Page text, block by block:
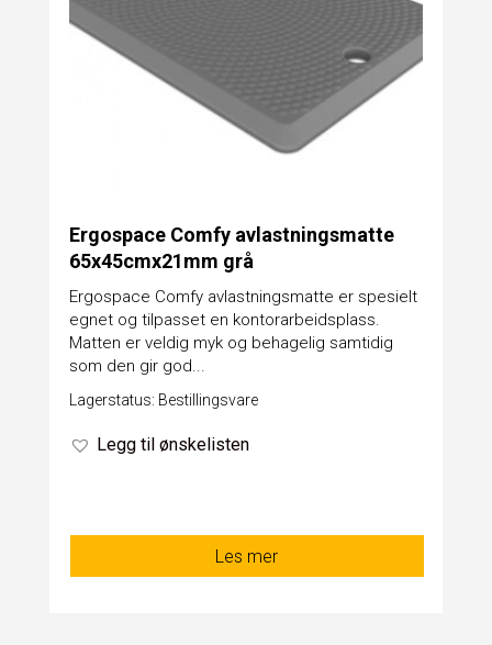
Ergospace Comfy avlastningsmatte
65x45cmx21mm grå
Ergospace Comfy avlastningsmatte er spesielt
egnet og tilpasset en kontorarbeidsplass.
Matten er veldig myk og behagelig samtidig
som den gir god...
Lagerstatus: Bestillingsvare
Legg til ønskelisten
Les mer